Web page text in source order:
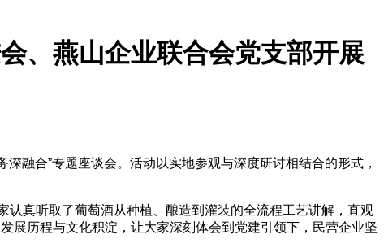
、燕山企业联合会党支部开展
融合”专题座谈会。活动以实地参观与深度研讨相结合的形式，
真听取了葡萄酒从种植、酿造到灌装的全流程工艺讲解，直观
展历程与文化积淀，让大家深刻体会到党建引领下，民营企业坚